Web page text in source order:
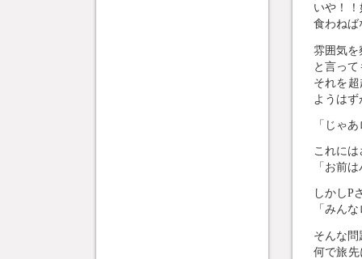
いや！
食わねば
雰囲気を
と言っ
それを
ようは
「じゃ
これに
「お前
しかしP
「みん
そんな
何で旅